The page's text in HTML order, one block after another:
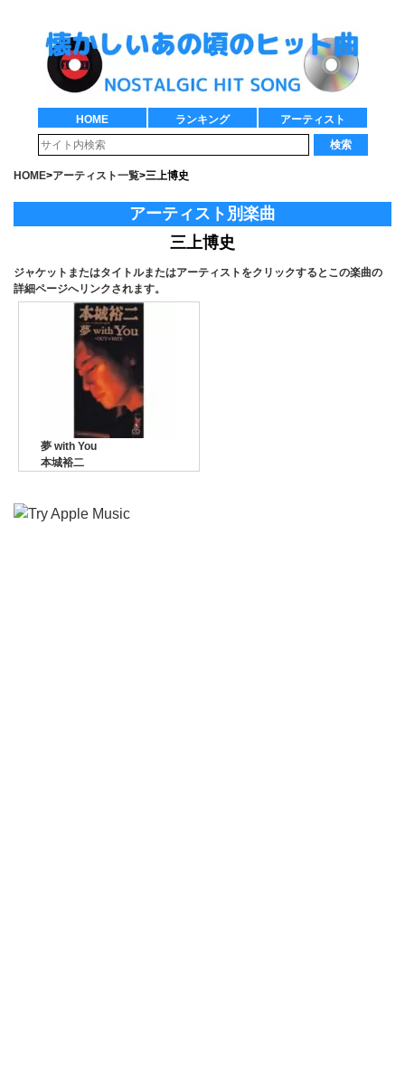
HOME ランキング
アーティスト
検索
HOME>アーティスト一覧>三上博史
アーティスト別楽曲
三上博史
ジャケットまたはタイトルまたはアーティストをクリックするとこの楽曲の
詳細ページへリンクされます。
夢 with You
本城裕二